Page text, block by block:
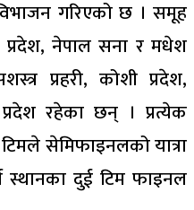
गरिएको छ । समूह
प्रदेश, नेपाल सना र मधेश
प्रहरी, कोशी प्रदेश,
रहेका छन् । प्रत्येक
सेमिफाइनलको यात्रा
स्थानका दुई टिम फाइनल